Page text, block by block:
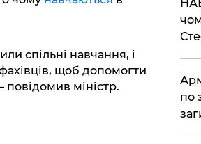
спільні навчання, і
щоб допомогти
повідомив міністр.
по